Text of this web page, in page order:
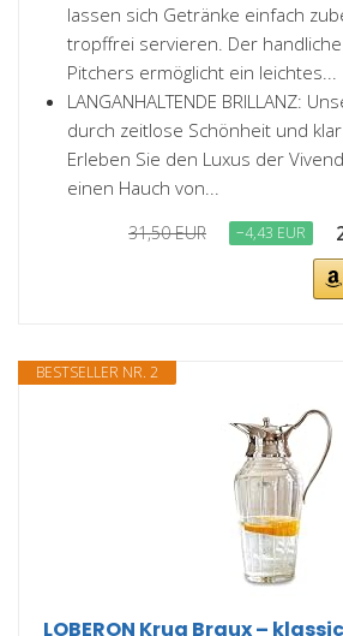
lassen sich Getränke einfach
tropffrei servieren. Der
Pitchers ermöglicht ein leichtes...
LANGANHALTENDE BRILLANZ:
durch zeitlose Schönheit und
Erleben Sie den Luxus der
einen Hauch von...
31,50 EUR −4,43 EUR
BESTSELLER NR. 2
LOBERON Krug Braux –